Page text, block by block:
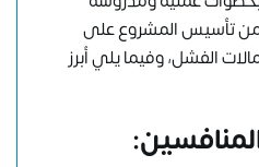
تأسيس المشروع على
الفشل، وفيما يلي أبرز